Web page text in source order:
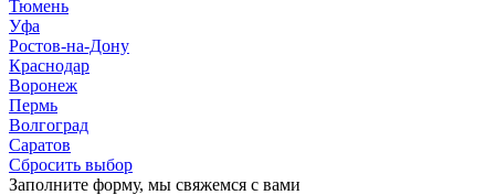
Тюмень
Уфа
Ростов-на-Дону
Краснодар
Воронеж
Пермь
Волгоград
Саратов
Сбросить выбор
Заполните форму, мы свяжемся с вами